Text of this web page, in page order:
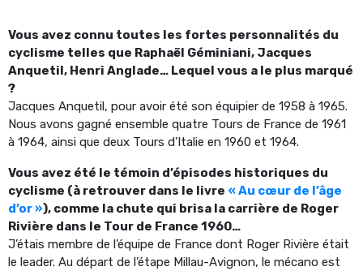
Vous avez connu toutes les fortes personnalités du
cyclisme telles que Raphaël Géminiani, Jacques
Anquetil, Henri Anglade… Lequel vous a le plus marqué
?
Jacques Anquetil, pour avoir été son équipier de 1958 à 1965.
Nous avons gagné ensemble quatre Tours de France de 1961
à 1964, ainsi que deux Tours d’Italie en 1960 et 1964.
Vous avez été le témoin d’épisodes historiques du
cyclisme (à retrouver dans le livre « Au cœur de l’âge
d’or »), comme la chute qui brisa la carrière de Roger
Rivière dans le Tour de France 1960…
J’étais membre de l’équipe de France dont Roger Rivière était
le leader. Au départ de l’étape Millau-Avignon, le mécano est